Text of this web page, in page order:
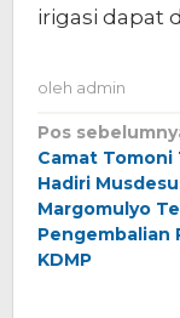
irigasi dapat
oleh admin
Navigasi
pos
Pos
Camat Tomoni
Hadiri
Margomulyo
Pengembalian
KDMP